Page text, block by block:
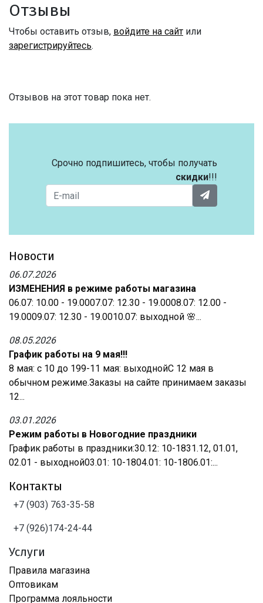
Отзывы
Чтобы оставить отзыв, войдите на сайт или
зарегистрируйтесь.
Отзывов на этот товар пока нет.
Срочно подпишитесь, чтобы получать
скидки!!!
Новости
06.07.2026
ИЗМЕНЕНИЯ в режиме работы магазина
06.07: 10.00 - 19.0007.07: 12.30 - 19.0008.07: 12.00 -
19.0009.07: 12.30 - 19.0010.07: выходной 🌸...
08.05.2026
График работы на 9 мая!!!
8 мая: с 10 до 199-11 мая: выходнойС 12 мая в
обычном режиме.Заказы на сайте принимаем заказы
12...
03.01.2026
Режим работы в Новогодние праздники
График работы в праздники:30.12: 10-1831.12, 01.01,
02.01 - выходной03.01: 10-1804.01: 10-1806.01:...
Контакты
+7 (903) 763-35-58
+7 (926)174-24-44
Услуги
Правила магазина
Оптовикам
Программа лояльности